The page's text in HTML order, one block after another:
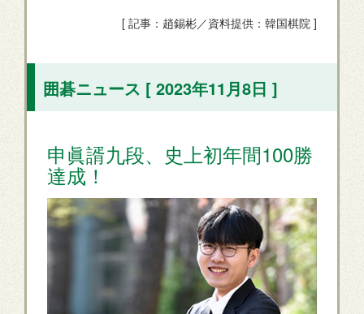
[ 記事：趙錫彬／資料提供：韓国棋院 ]
囲碁ニュース [ 2023年11月8日 ]
申眞諝九段、史上初年間100勝
達成！